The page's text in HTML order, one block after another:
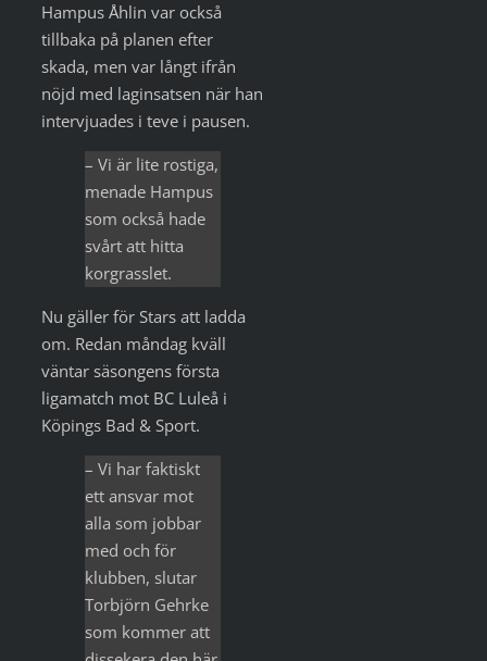
Hampus Åhlin var också
tillbaka på planen efter
skada, men var långt ifrån
nöjd med laginsatsen när han
intervjuades i teve i pausen.
– Vi är lite rostiga,
menade Hampus
som också hade
svårt att hitta
korgrasslet.
Nu gäller för Stars att ladda
om. Redan måndag kväll
väntar säsongens första
ligamatch mot BC Luleå i
Köpings Bad & Sport.
– Vi har faktiskt
ett ansvar mot
alla som jobbar
med och för
klubben, slutar
Torbjörn Gehrke
som kommer att